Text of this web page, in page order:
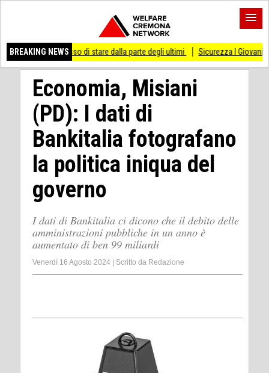
BREAKING NEWS
smesso di stare dalla parte degli ultimi Sicurezza I Giovani Democratici
Economia, Misiani
(PD): I dati di
Bankitalia fotografano
la politica iniqua del
governo
I dati di Bankitalia ci dicono che il debito delle
amministrazioni pubbliche in un anno è
aumentato di ben 99 miliardi
Venerdì 16 Agosto 2024 Scritto da Redazione